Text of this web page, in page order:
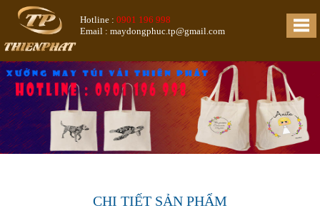
Hotline : 0901 196 998
Email : maydongphuc.tp@gmail.com
CHI TIẾT SẢN PHẨM